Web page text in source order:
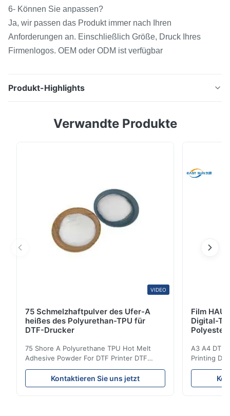
6- Können Sie anpassen?
Ja, wir passen das Produkt immer nach Ihren
Anforderungen an. Einschließlich Größe, Druck Ihres
Firmenlogos. OEM oder ODM ist verfügbar
Produkt-Highlights
Dauerhafte Lösung Heißschmelz-Wärmepresse
warmschmelzenden Klebstoff, der mit einem Aufl...
Verwandte Produkte
VIDEO
75 Schmelzhaftpulver des Ufer-A
heißes des Polyurethan-TPU für
DTF-Drucker
75 Shore A Polyurethane TPU Hot Melt
Adhesive Powder For DTF Printer DTF
Powder Technical Parameters Bonding
Parameters ( reference only) Temperature
110-130℃ Press 0.5-1.5 kg/cm2 Time 8-20
Kontaktieren Sie uns jetzt
Film
Digital-
A3 A4 DTF
Printing
application
textile
pattern